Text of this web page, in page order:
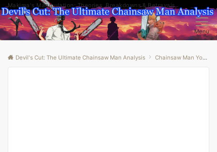
Makima's Manipulation: Theories, Breakdowns & Betrayals
Menu
Devil's Cut: The Ultimate Chainsaw Man Analysis Chainsaw Man Youtube